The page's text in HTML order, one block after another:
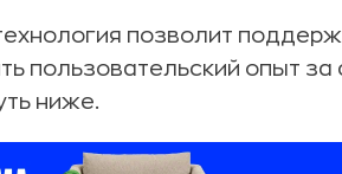
позволит
пользовательский опыт за
ниже.